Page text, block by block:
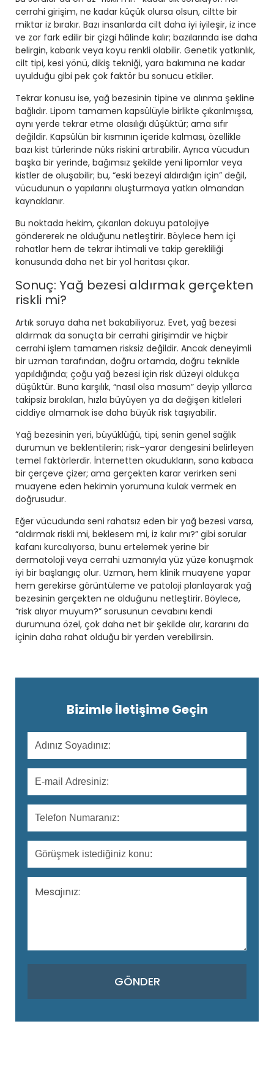
cerrahi girişim, ne kadar küçük olursa olsun, ciltte bir
miktar iz bırakır. Bazı insanlarda cilt daha iyi iyileşir, iz ince
ve zor fark edilir bir çizgi hâlinde kalır; bazılarında ise daha
belirgin, kabarık veya koyu renkli olabilir. Genetik yatkınlık,
cilt tipi, kesi yönü, dikiş tekniği, yara bakımına ne kadar
uyulduğu gibi pek çok faktör bu sonucu etkiler.
Tekrar konusu ise, yağ bezesinin tipine ve alınma şekline
bağlıdır. Lipom tamamen kapsülüyle birlikte çıkarılmışsa,
aynı yerde tekrar etme olasılığı düşüktür; ama sıfır
değildir. Kapsülün bir kısmının içeride kalması, özellikle
bazı kist türlerinde nüks riskini artırabilir. Ayrıca vücudun
başka bir yerinde, bağımsız şekilde yeni lipomlar veya
kistler de oluşabilir; bu, “eski bezeyi aldırdığın için” değil,
vücudunun o yapılarını oluşturmaya yatkın olmandan
kaynaklanır.
Bu noktada hekim, çıkarılan dokuyu patolojiye
göndererek ne olduğunu netleştirir. Böylece hem içi
rahatlar hem de tekrar ihtimali ve takip gerekliliği
konusunda daha net bir yol haritası çıkar.
Sonuç: Yağ bezesi aldırmak gerçekten
riskli mi?
Artık soruya daha net bakabiliyoruz. Evet, yağ bezesi
aldırmak da sonuçta bir cerrahi girişimdir ve hiçbir
cerrahi işlem tamamen risksiz değildir. Ancak deneyimli
bir uzman tarafından, doğru ortamda, doğru teknikle
yapıldığında; çoğu yağ bezesi için risk düzeyi oldukça
düşüktür. Buna karşılık, “nasıl olsa masum” deyip yıllarca
takipsiz bırakılan, hızla büyüyen ya da değişen kitleleri
ciddiye almamak ise daha büyük risk taşıyabilir.
Yağ bezesinin yeri, büyüklüğü, tipi, senin genel sağlık
durumun ve beklentilerin; risk–yarar dengesini belirleyen
temel faktörlerdir. İnternetten okudukların, sana kabaca
bir çerçeve çizer; ama gerçekten karar verirken seni
muayene eden hekimin yorumuna kulak vermek en
doğrusudur.
Eğer vücudunda seni rahatsız eden bir yağ bezesi varsa,
“aldırmak riskli mi, beklesem mi, iz kalır mı?” gibi sorular
kafanı kurcalıyorsa, bunu ertelemek yerine bir
dermatoloji veya cerrahi uzmanıyla yüz yüze konuşmak
iyi bir başlangıç olur. Uzman, hem klinik muayene yapar
hem gerekirse görüntüleme ve patoloji planlayarak yağ
bezesinin gerçekten ne olduğunu netleştirir. Böylece,
“risk alıyor muyum?” sorusunun cevabını kendi
durumuna özel, çok daha net bir şekilde alır, kararını da
içinin daha rahat olduğu bir yerden verebilirsin.
Bizimle İletişime Geçin